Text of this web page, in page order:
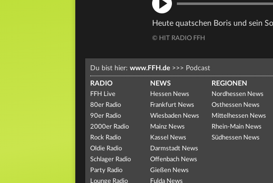
Heute quatschen Boris und sein
© HIT RADIO FFH
Du bist hier: www.FFH.de >>> Podcast
RADIO
FFH Live
80er Radio
90er Radio
2000er Radio
Rock Radio
Oldie Radio
Schlager Radio
Party Radio
Lounge Radio
NEWS
Hessen News
Frankfurt News
Wiesbaden News
Mainz News
Kassel News
Darmstadt News
Offenbach News
Gießen News
Fulda News
REGIONEN
Nordhessen News
Osthessen News
Mittelhessen News
Rhein-Main News
Südhessen News